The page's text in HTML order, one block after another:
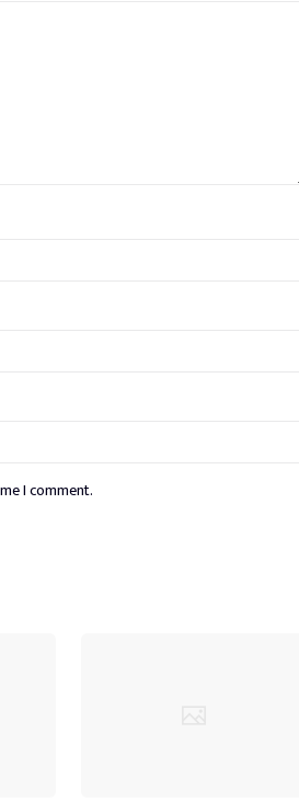
I comment.